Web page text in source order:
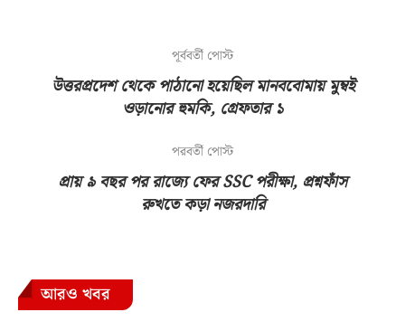
পূর্ববর্তী পোস্ট
উত্তরপ্রদেশ থেকে পাঠানো হয়েছিল মানববোমায় মুম্বই
ওড়ানোর হুমকি, গ্রেফতার ১
পরবর্তী পোস্ট
প্রায় ৯ বছর পর রাজ্যে ফের SSC পরীক্ষা, প্রশ্নফাঁস
রুখতে কড়া নজরদারি
আরও খবর